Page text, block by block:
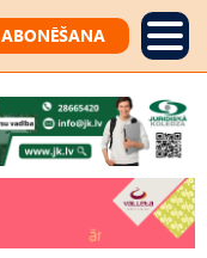
ABONĒŠANA